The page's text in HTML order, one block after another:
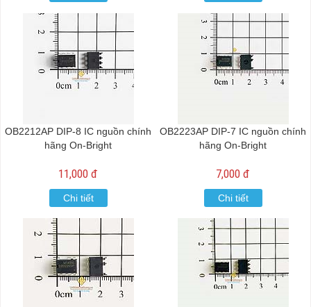
OB2212AP DIP-8 IC nguồn chính
hãng On-Bright
11,000 đ
Chi tiết
OB2223AP DIP-7 IC nguồn chính
hãng On-Bright
7,000 đ
Chi tiết